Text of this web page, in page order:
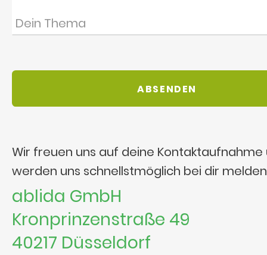
Wir freuen uns auf deine Kontaktaufnahme
werden uns schnellstmöglich bei dir
ablida GmbH
Kronprinzenstraße 49
40217 Düsseldorf